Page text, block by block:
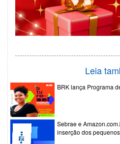
Leia
BRK lança Programa
Sebrae e
inserção dos